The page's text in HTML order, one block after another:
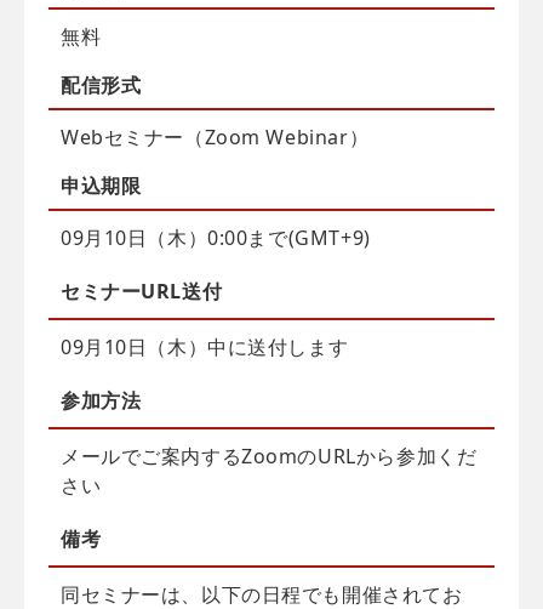
無料
配信形式
Webセミナー（Zoom Webinar）
申込期限
09月10日（木）0:00まで(GMT+9)
セミナーURL送付
09月10日（木）中に送付します
参加方法
メールでご案内するZoomのURLから参加くだ
さい
備考
同セミナーは、以下の日程でも開催されてお